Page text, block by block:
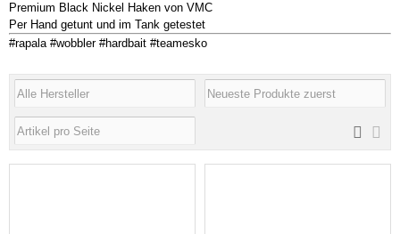
Premium Black Nickel Haken von VMC
Per Hand getunt und im Tank getestet
#rapala #wobbler #hardbait #teamesko